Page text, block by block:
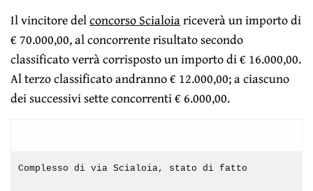
Il vincitore delconcorso Scialoiariceverà un importo di
€ 70.000,00, al concorrente risultato secondo
classificato verrà corrisposto un importo di € 16.000,00.
Al terzo classificato andranno € 12.000,00; a ciascuno
dei successivi sette concorrenti € 6.000,00.
Complesso di via Scialoia, stato di fatto